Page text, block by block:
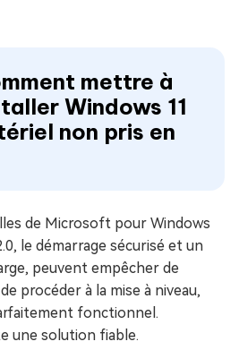
mettre à
Windows 11
non pris en
de Microsoft pour Windows
le démarrage sécurisé et un
peuvent empêcher de
procéder à la mise à niveau,
fonctionnel.
une solution fiable.